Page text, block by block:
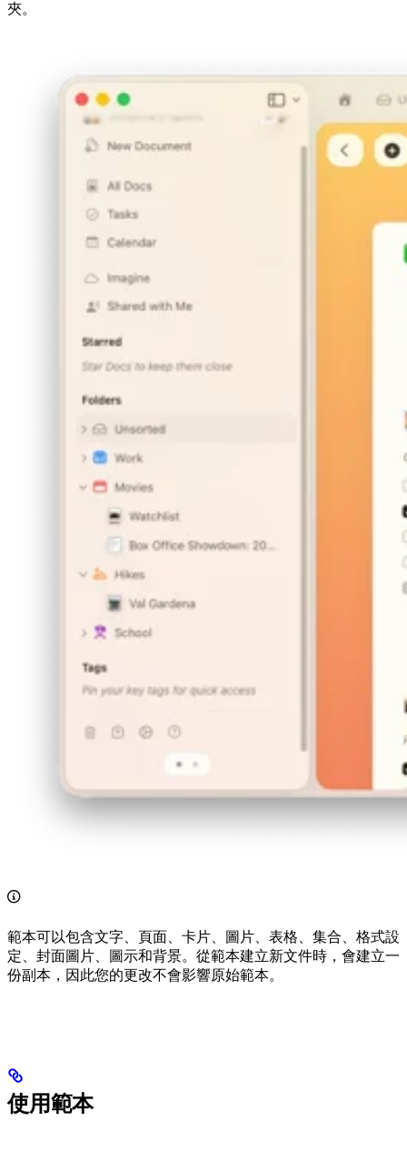
夾。
範本可以包含文字、頁面、卡片、圖片、表格、集合、格式設
定、封面圖片、圖示和背景。從範本建立新文件時，會建立一
份副本，因此您的更改不會影響原始範本。
使用範本